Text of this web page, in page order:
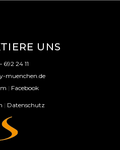
UNS
692 24 11
muenchen.de
| Facebook
| Datenschutz